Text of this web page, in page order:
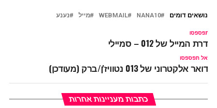
נושאים דומים NANA10
WEBMAIL מייל נענע
תפספסו
המייל של 012 – סמיילי
אל תפספסו
דואר אלקטרוני של 013 נטוויז'ן/ברק (מעודכן)
כתבות מעניינות אחרות